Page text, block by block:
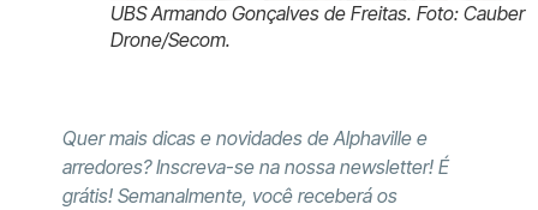
UBS Armando Gonçalves de Freitas. Foto: Cauber
Drone/Secom.
Quer mais dicas e novidades de Alphaville e
arredores? Inscreva-se na nossa newsletter! É
grátis! Semanalmente, você receberá os